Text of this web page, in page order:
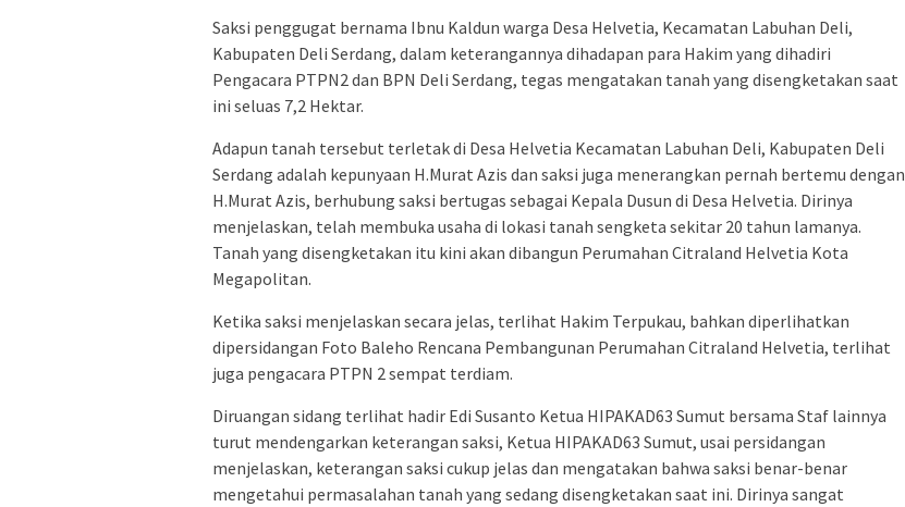
Saksi penggugat bernama Ibnu Kaldun warga Desa Helvetia, Kecamatan Labuhan Deli,
Kabupaten Deli Serdang, dalam keterangannya dihadapan para Hakim yang dihadiri
Pengacara PTPN2 dan BPN Deli Serdang, tegas mengatakan tanah yang disengketakan saat
ini seluas 7,2 Hektar.
Adapun tanah tersebut terletak di Desa Helvetia Kecamatan Labuhan Deli, Kabupaten Deli
Serdang adalah kepunyaan H.Murat Azis dan saksi juga menerangkan pernah bertemu dengan
H.Murat Azis, berhubung saksi bertugas sebagai Kepala Dusun di Desa Helvetia. Dirinya
menjelaskan, telah membuka usaha di lokasi tanah sengketa sekitar 20 tahun lamanya.
Tanah yang disengketakan itu kini akan dibangun Perumahan Citraland Helvetia Kota
Megapolitan.
Ketika saksi menjelaskan secara jelas, terlihat Hakim Terpukau, bahkan diperlihatkan
dipersidangan Foto Baleho Rencana Pembangunan Perumahan Citraland Helvetia, terlihat
juga pengacara PTPN 2 sempat terdiam.
Diruangan sidang terlihat hadir Edi Susanto Ketua HIPAKAD63 Sumut bersama Staf lainnya
turut mendengarkan keterangan saksi, Ketua HIPAKAD63 Sumut, usai persidangan
menjelaskan, keterangan saksi cukup jelas dan mengatakan bahwa saksi benar-benar
mengetahui permasalahan tanah yang sedang disengketakan saat ini. Dirinya sangat